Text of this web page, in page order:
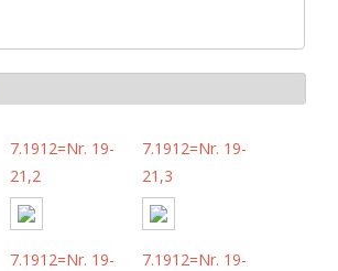
7.1912=Nr. 19-
21,2
7.1912=Nr. 19-
21,3
7.1912=Nr. 19-
7.1912=Nr. 19-